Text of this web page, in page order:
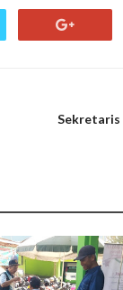
Sekretaris